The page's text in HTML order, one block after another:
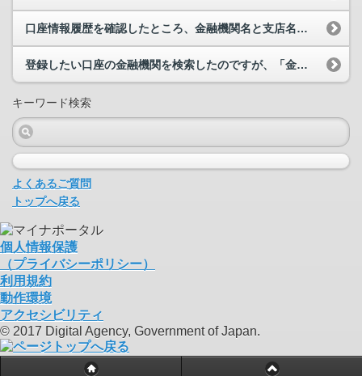
口座情報履歴を確認したところ、金融機関名と支店名が変更されていました。
登録したい口座の金融機関を検索したのですが、「金融機関が見つかりませんでした。」と表示されます...
キーワード検索
よくあるご質問
トップへ戻る
個人情報保護
（プライバシーポリシー）
利用規約
動作環境
アクセシビリティ
© 2017 Digital Agency, Government of Japan.